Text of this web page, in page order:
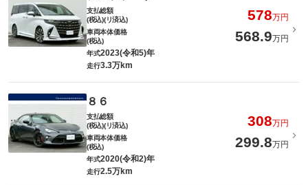
支払総額
(税込)(リ済込)
578万円
車両本体価格
(税込)
568.9万円
年式2023(令和5)年
走行3.3万km
８６
支払総額
(税込)(リ済込)
308万円
車両本体価格
(税込)
299.8万円
年式2020(令和2)年
走行2.5万km